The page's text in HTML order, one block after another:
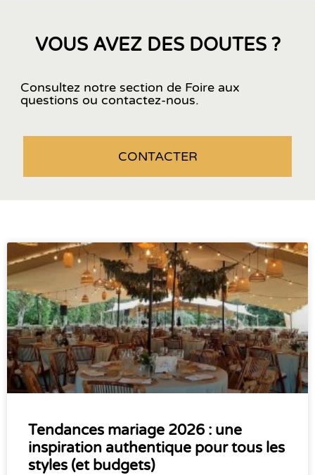
VOUS AVEZ DES DOUTES ?
Consultez notre section de Foire aux
questions ou contactez-nous.
CONTACTER
Tendances mariage 2026 : une
inspiration authentique pour tous les
styles (et budgets)